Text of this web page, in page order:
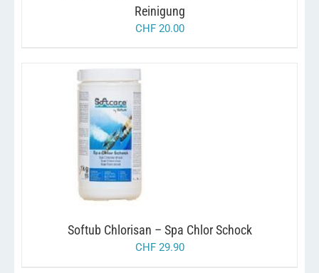
Reinigung
CHF20.00
IN DEN WARENKORB /
Softub Chlorisan – Spa Chlor Schock
CHF29.90